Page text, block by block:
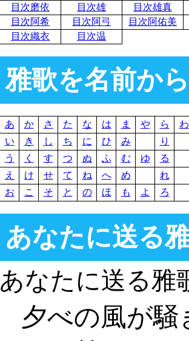
目次磨依
目次雄
目次雄真
目次阿希
目次阿弓
目次阿佑美
目次織衣
目次温
雅歌を名前か
あ か さ た な は ま や ら
わ
い
き し ち に ひ み
り
う
く す つ ぬ ふ む ゆ
る
え
け せ て ね へ め
れ
お
こ そ と の ほ も よ ろ
あなたに送る
あなたに送る雅
夕べの風が